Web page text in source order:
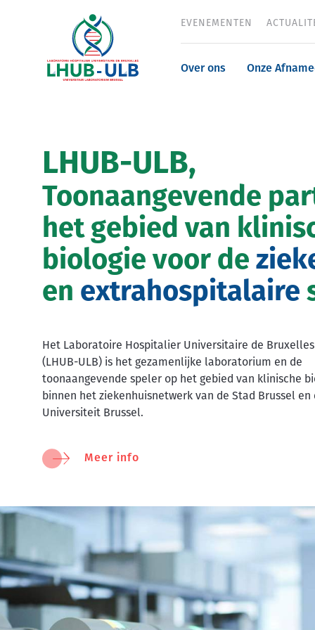
Over ons Onze
Header
menu
EVENEMENTEN
LHUB-ULB,
Toonaangevende
het gebied van
biologie voor de
en extrahospitalaire
Het Laboratoire Hospitalier Universitaire de Bruxelles
(LHUB-ULB) is het gezamenlijke laboratorium en de
toonaangevende speler op het gebied van klinische
binnen het ziekenhuisnetwerk van de Stad Brussel en
Universiteit Brussel.
Meer info